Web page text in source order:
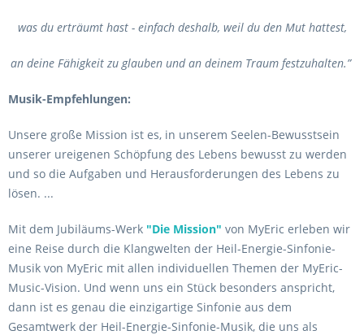
was du erträumt hast - einfach deshalb, weil du den Mut hattest,
an deine Fähigkeit zu glauben und an deinem Traum festzuhalten.”
Musik-Empfehlungen:
Unsere große Mission ist es, in unserem Seelen-Bewusstsein
unserer ureigenen Schöpfung des Lebens bewusst zu werden
und so die Aufgaben und Herausforderungen des Lebens zu
lösen. ...
Mit dem Jubiläums-Werk "Die Mission" von MyEric erleben wir
eine Reise durch die Klangwelten der Heil-Energie-Sinfonie-
Musik von MyEric mit allen individuellen Themen der MyEric-
Music-Vision. Und wenn uns ein Stück besonders anspricht,
dann ist es genau die einzigartige Sinfonie aus dem
Gesamtwerk der Heil-Energie-Sinfonie-Musik, die uns als